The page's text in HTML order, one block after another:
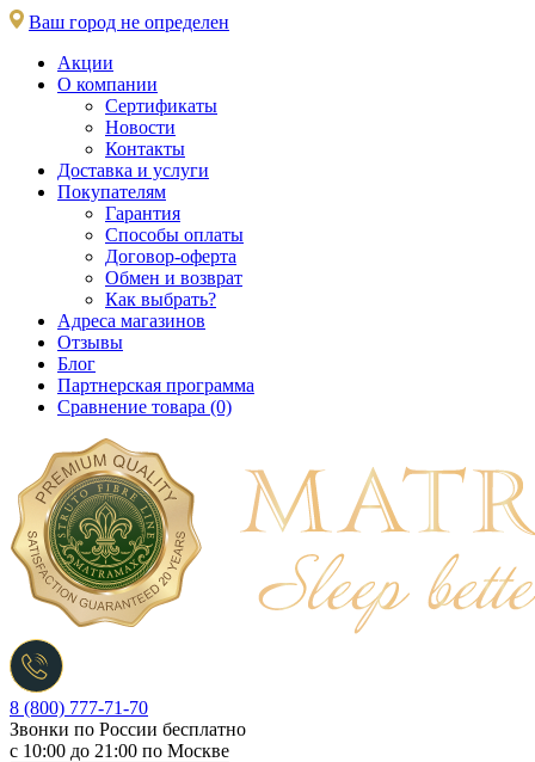
Ваш город не определен
Акции
О компании
Сертификаты
Новости
Контакты
Доставка и услуги
Покупателям
Гарантия
Способы оплаты
Договор-оферта
Обмен и возврат
Как выбрать?
Адреса магазинов
Отзывы
Блог
Партнерская программа
Сравнение товара (0)
8 (800) 777-71-70
Звонки по России бесплатно
c 10:00 до 21:00 по Москве